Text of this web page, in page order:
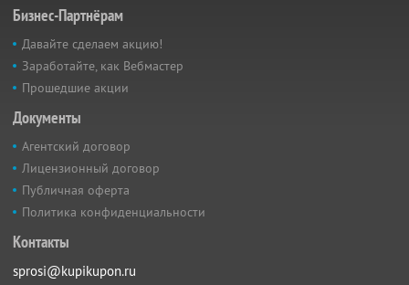
Бизнес-Партнёрам
Давайте сделаем акцию!
Заработайте, как Вебмастер
Прошедшие акции
Документы
Агентский договор
Лицензионный договор
Публичная оферта
Политика конфиденциальности
Контакты
sprosi@kupikupon.ru